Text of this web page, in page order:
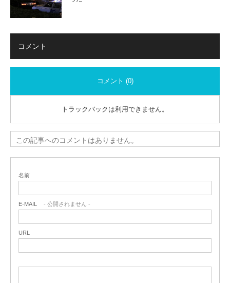
コメント
コメント (0)
トラックバックは利用できません。
この記事へのコメントはありません。
名前
E-MAIL - 公開されません -
URL